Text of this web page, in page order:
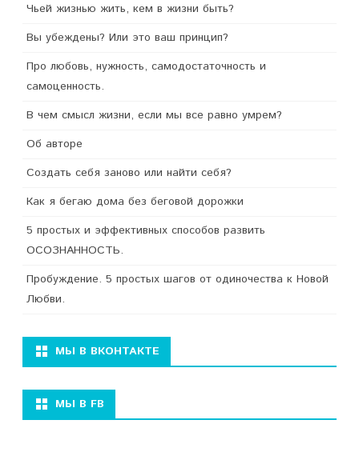
Чьей жизнью жить, кем в жизни быть?
Вы убеждены? Или это ваш принцип?
Про любовь, нужность, самодостаточность и
самоценность.
В чем смысл жизни, если мы все равно умрем?
Об авторе
Создать себя заново или найти себя?
Как я бегаю дома без беговой дорожки
5 простых и эффективных способов развить
ОСОЗНАННОСТЬ.
Пробуждение. 5 простых шагов от одиночества к Новой
Любви.
МЫ В ВКОНТАКТЕ
МЫ В FB